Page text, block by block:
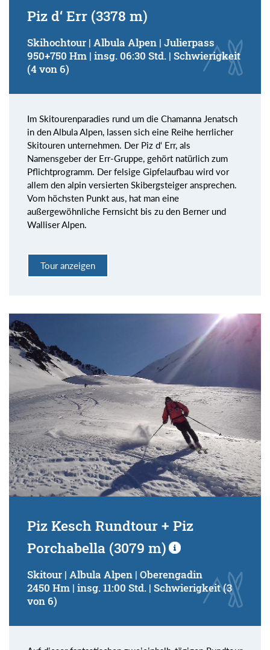
Piz d‘ Err (3378 m)
Skihochtour | Albula Alpen | Julierpass
950+750 Hm | insg. 06:30 Std. | Schwierigkeit
(4 von 6)
Im Skitourenparadies rund um die Chamanna Jenatsch
in den Albula Alpen, lassen sich eine Reihe herrlicher
Skitouren unternehmen. Der Piz d‘ Err, als
Namensgeber der Err-Gruppe, gehört natürlich zum
Pflichtprogramm. Der felsige Gipfelaufbau wird vor
allem den alpin versierten Skibergsteiger ansprechen.
Vom höchsten Punkt aus, hat man eine
außergewöhnliche Fernsicht bis zu den Berner und
Walliser Alpen.
Tour anzeigen
Piz Kesch Rundtour + Piz
Porchabella (3079 m)
Skitour | Albula Alpen | Oberengadin
2450 Hm | insg. 11:00 Std. | Schwierigkeit (3
von 6)